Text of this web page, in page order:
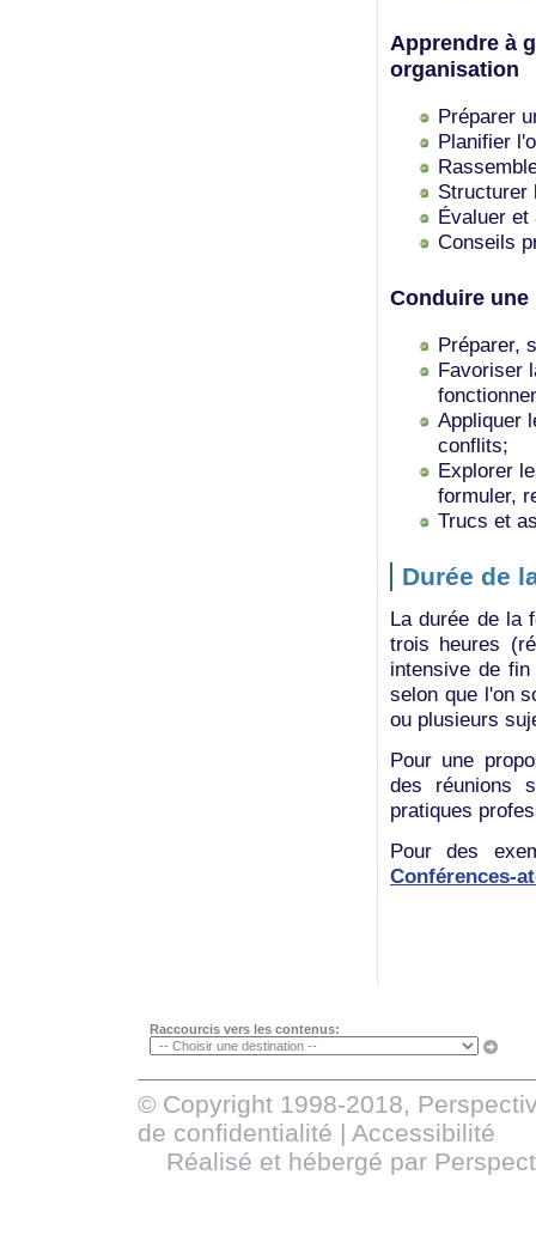
Apprendre à
organisation
Préparer
Planifier
Structurer
Évaluer
Conseils
Conduire
Préparer,
Favoriser
Appliquer
conflits;
Explorer
formuler,
Trucs et
Durée de
La durée de la
trois heures
intensive de
selon que l'on
ou plusieurs
Pour une
des réunions
pratiques
Pour des
Conférences-
Raccourcis vers les contenus:
© Copyright 1998-2018,
de confidentialité | Accessibilité
Réalisé et hébergé par